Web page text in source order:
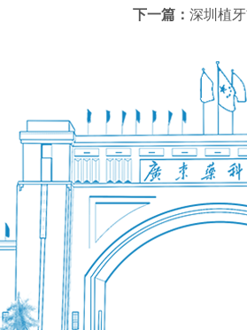
下一篇：深圳植